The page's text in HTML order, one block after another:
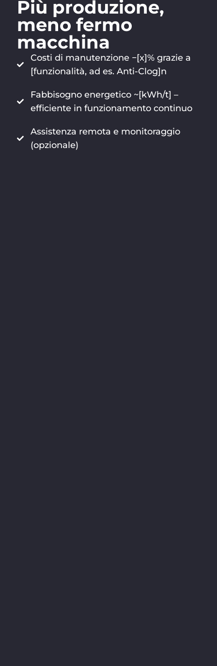
Più produzione,
meno fermo
macchina
Costi di manutenzione −[x]% grazie a
[funzionalità, ad es. Anti-Clog]n
Fabbisogno energetico ~[kWh/t] –
efficiente in funzionamento continuo
Assistenza remota e monitoraggio
(opzionale)